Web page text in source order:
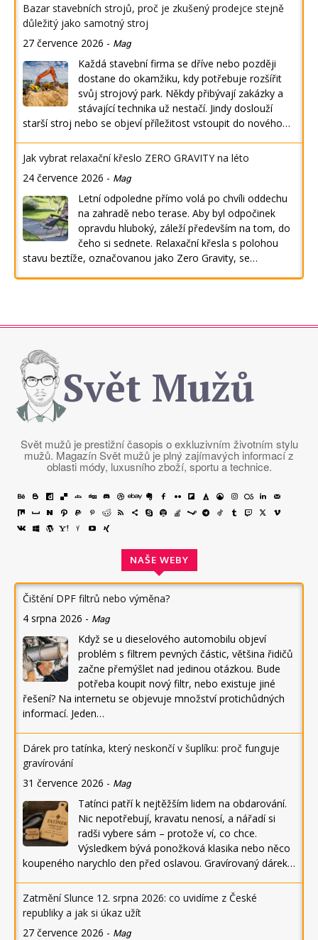
Bazar stavebních strojů, proč je zkušený prodejce stejně
důležitý jako samotný stroj
27 července 2026 - Mag
Každá stavební firma se dříve nebo později
dostane do okamžiku, kdy potřebuje rozšířit
svůj strojový park. Někdy přibývají zakázky a
stávající technika už nestačí. Jindy doslouží
starší stroj nebo se objeví příležitost vstoupit do nového…
Jak vybrat relaxační křeslo ZERO GRAVITY na léto
24 července 2026 - Mag
Letní odpoledne přímo volá po chvíli oddechu
na zahradě nebo terase. Aby byl odpočinek
opravdu hluboký, záleží především na tom, do
čeho si sednete. Relaxační křesla s polohou
stavu beztíže, označovanou jako Zero Gravity, se…
Svět Mužů
Svět mužů je prestižní časopis o exkluzivním životním stylu
mužů. Magazín Svět mužů je plný zajímavých informací z
oblasti módy, luxusního zboží, sportu a technice.
NAŠE WEBY
Čištění DPF filtrů nebo výměna?
4 srpna 2026 - Mag
Když se u dieselového automobilu objeví
problém s filtrem pevných částic, většina řidičů
začne přemýšlet nad jedinou otázkou. Bude
potřeba koupit nový filtr, nebo existuje jiné
řešení? Na internetu se objevuje množství protichůdných
informací. Jeden…
Dárek pro tatínka, který neskončí v šuplíku: proč funguje
gravírování
31 července 2026 - Mag
Tatínci patří k nejtěžším lidem na obdarování.
Nic nepotřebují, kravatu nenosí, a nářadí si
radši vybere sám – protože ví, co chce.
Výsledkem bývá ponožková klasika nebo něco
koupeného narychlo den před oslavou. Gravírovaný dárek…
Zatmění Slunce 12. srpna 2026: co uvidíme z České
republiky a jak si úkaz užít
27 července 2026 - Mag